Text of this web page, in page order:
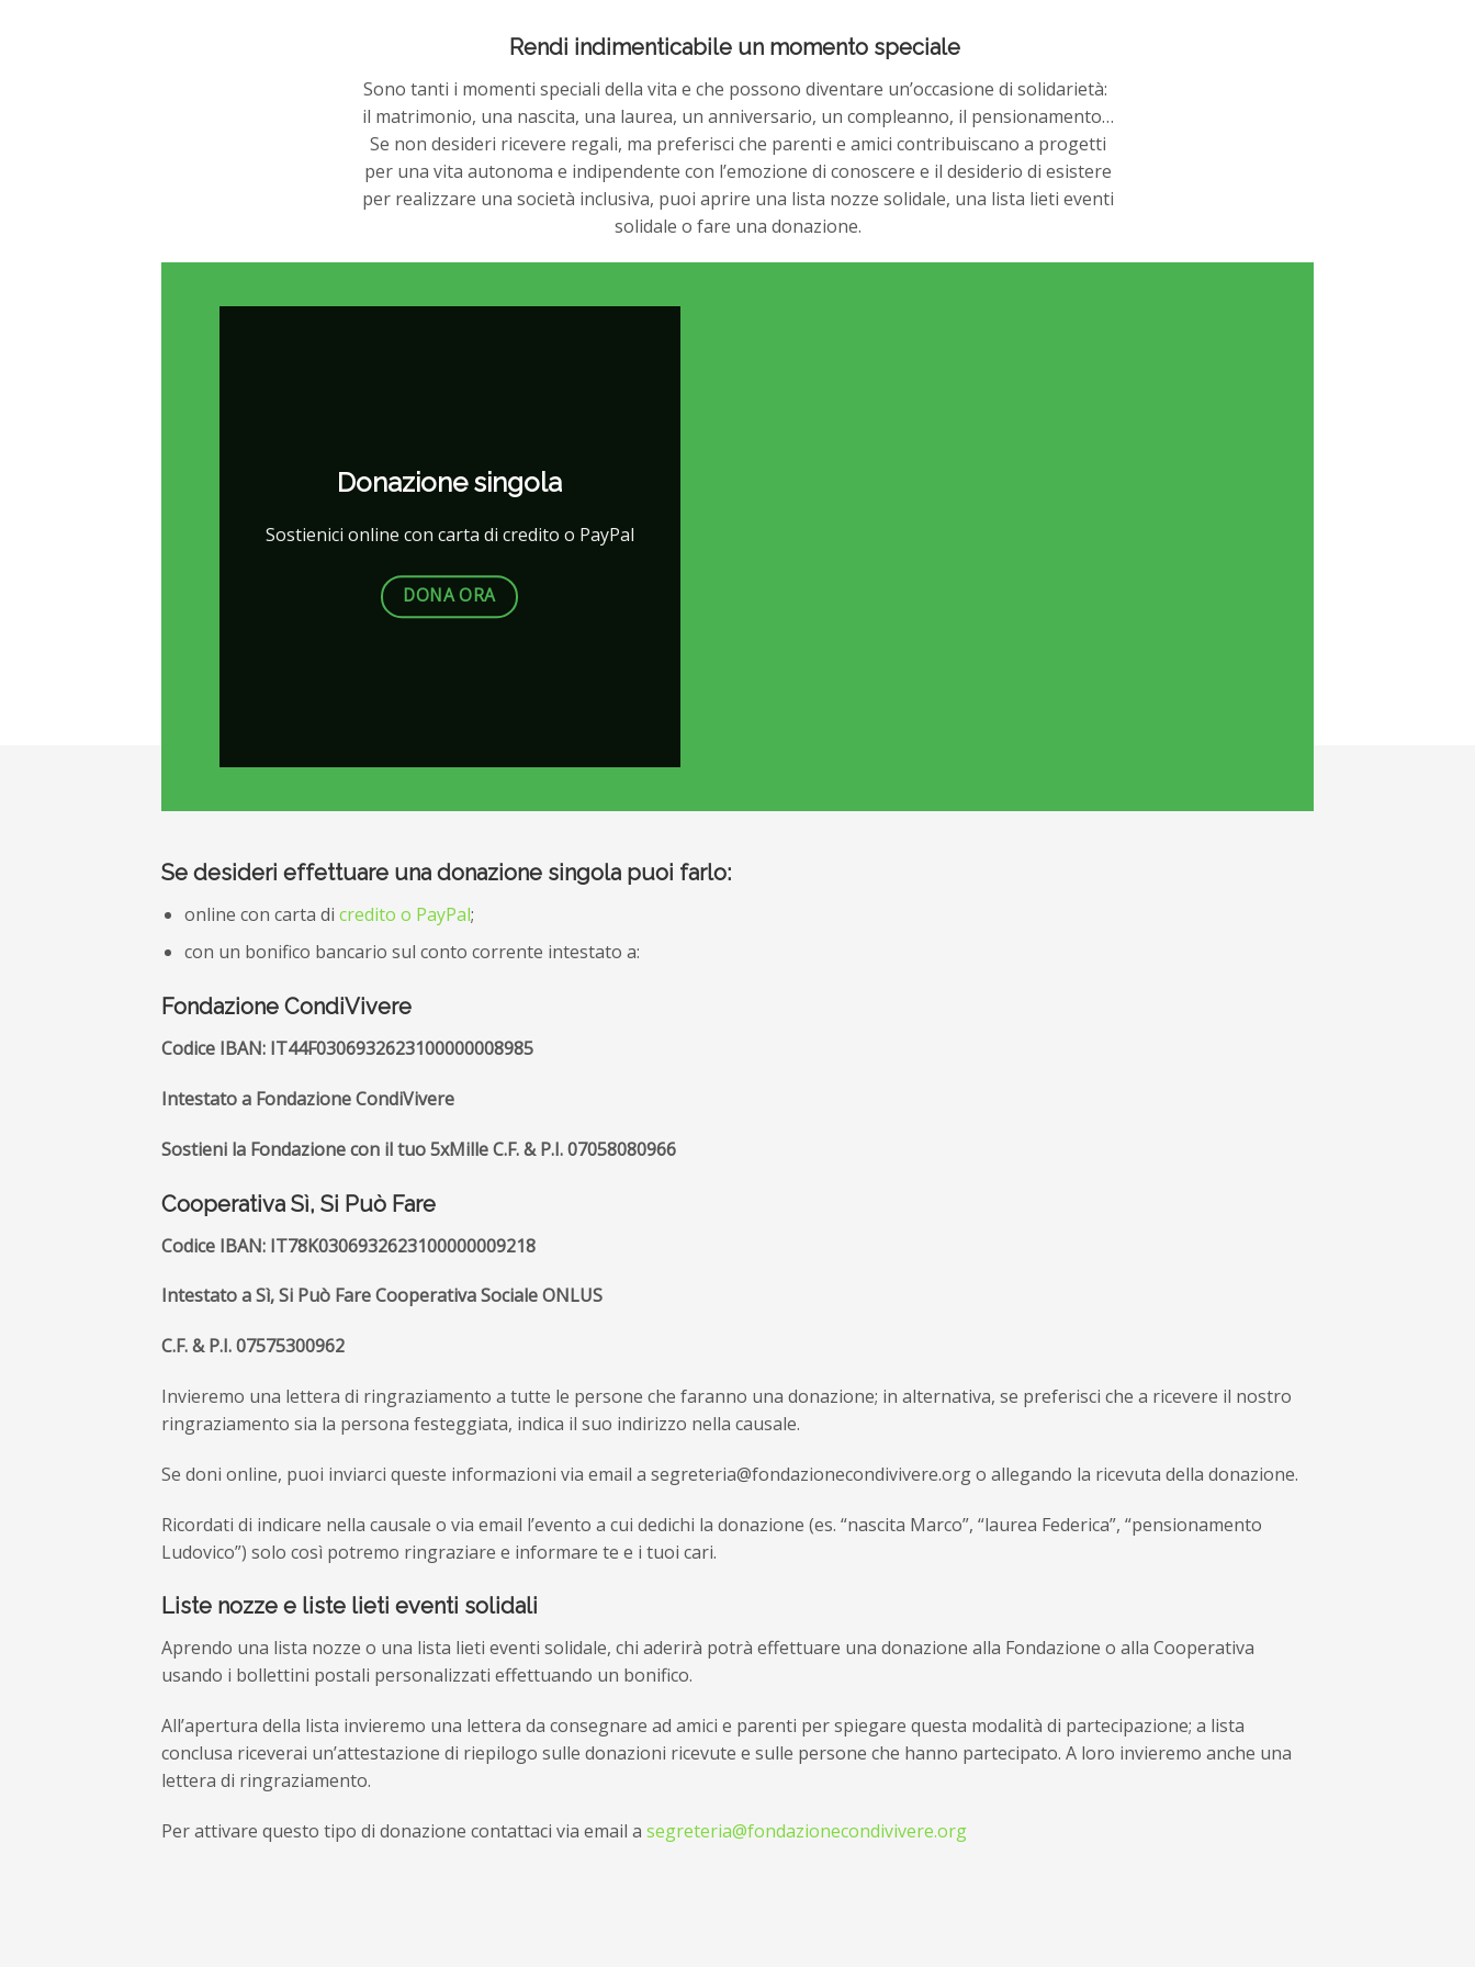
Rendi indimenticabile un momento speciale
Sono tanti i momenti speciali della vita e che possono diventare un’occasione di solidarietà:
il matrimonio, una nascita, una laurea, un anniversario, un compleanno, il pensionamento…
Se non desideri ricevere regali, ma preferisci che parenti e amici contribuiscano a progetti
per una vita autonoma e indipendente con l’emozione di conoscere e il desiderio di esistere
per realizzare una società inclusiva, puoi aprire una lista nozze solidale, una lista lieti eventi
solidale o fare una donazione.
Donazione singola
Sostienici online con carta di credito o PayPal
DONA ORA
Se desideri effettuare una donazione singola puoi farlo:
online con carta di credito o PayPal;
con un bonifico bancario sul conto corrente intestato a:
Fondazione CondiVivere
Codice IBAN: IT44F0306932623100000008985
Intestato a Fondazione CondiVivere
Sostieni la Fondazione con il tuo 5xMille C.F. & P.I. 07058080966
Cooperativa Sì, Si Può Fare
Codice IBAN: IT78K0306932623100000009218
Intestato a Sì, Si Può Fare Cooperativa Sociale ONLUS
C.F. & P.I. 07575300962
Invieremo una lettera di ringraziamento a tutte le persone che faranno una donazione; in alternativa, se preferisci che a ricevere il nostro
ringraziamento sia la persona festeggiata, indica il suo indirizzo nella causale.
Se doni online, puoi inviarci queste informazioni via email a segreteria@fondazionecondivivere.org o allegando la ricevuta della donazione.
Ricordati di indicare nella causale o via email l’evento a cui dedichi la donazione (es. “nascita Marco”, “laurea Federica”, “pensionamento
Ludovico”) solo così potremo ringraziare e informare te e i tuoi cari.
Liste nozze e liste lieti eventi solidali
Aprendo una lista nozze o una lista lieti eventi solidale, chi aderirà potrà effettuare una donazione alla Fondazione o alla Cooperativa
usando i bollettini postali personalizzati effettuando un bonifico.
All’apertura della lista invieremo una lettera da consegnare ad amici e parenti per spiegare questa modalità di partecipazione; a lista
conclusa riceverai un’attestazione di riepilogo sulle donazioni ricevute e sulle persone che hanno partecipato. A loro invieremo anche una
lettera di ringraziamento.
Per attivare questo tipo di donazione contattaci via email a segreteria@fondazionecondivivere.org